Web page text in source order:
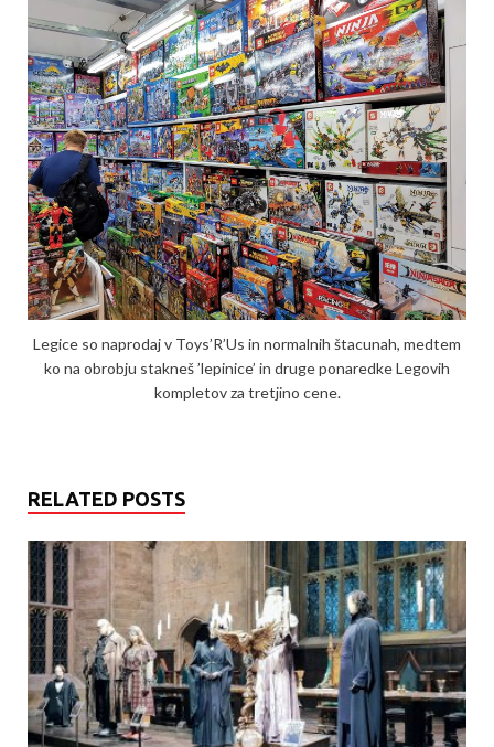
Legice so naprodaj v Toys’R’Us in normalnih štacunah, medtem
ko na obrobju stakneš ’lepinice’ in druge ponaredke Legovih
kompletov za tretjino cene.
RELATED POSTS